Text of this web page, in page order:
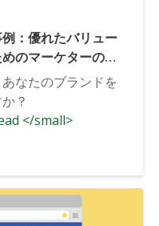
：優れたバリュー
のマーケターのガ
なたのブランドを
？
</small>